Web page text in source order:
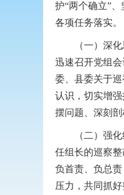
护“两个确立”
各项任务落实。
（一）深化思
迅速召开党组
委、县委关于
认识，切实增
摆问题、深刻
（二）强化组
任组长的巡察
负首责、负总
压力，共同抓